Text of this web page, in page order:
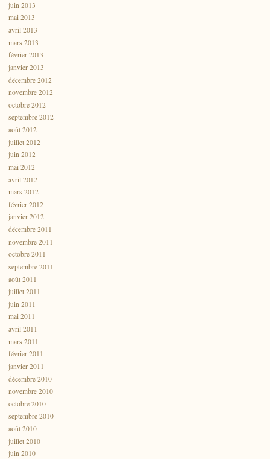
juin 2013
mai 2013
avril 2013
mars 2013
février 2013
janvier 2013
décembre 2012
novembre 2012
octobre 2012
septembre 2012
août 2012
juillet 2012
juin 2012
mai 2012
avril 2012
mars 2012
février 2012
janvier 2012
décembre 2011
novembre 2011
octobre 2011
septembre 2011
août 2011
juillet 2011
juin 2011
mai 2011
avril 2011
mars 2011
février 2011
janvier 2011
décembre 2010
novembre 2010
octobre 2010
septembre 2010
août 2010
juillet 2010
juin 2010